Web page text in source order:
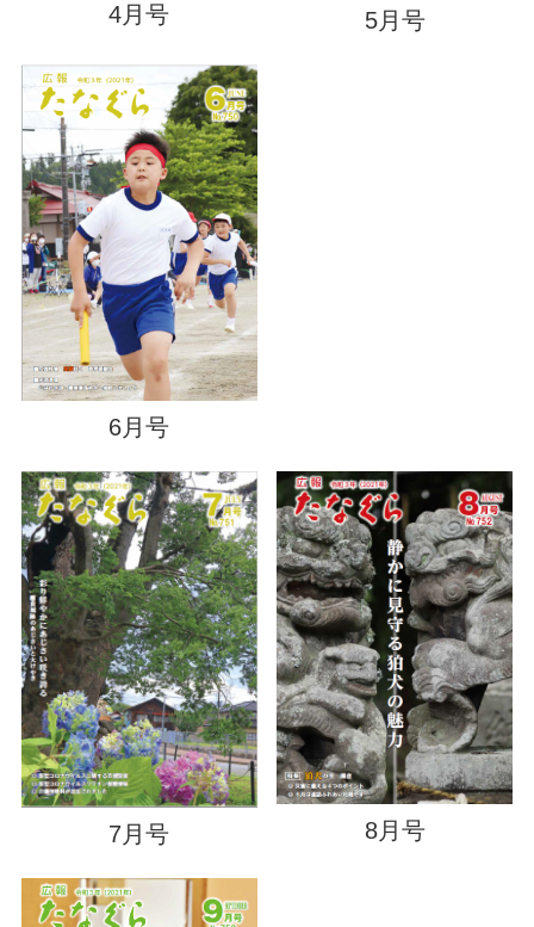
4月号 5月号
6月号
7月号 8月号